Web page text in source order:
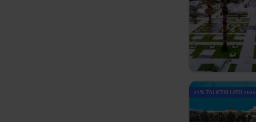
25% ZALICZKI LATO 2026